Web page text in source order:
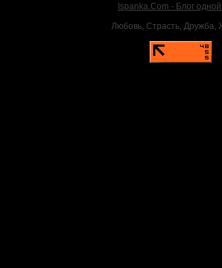
Ispanka.Com - Блог
Любовь, Страсть, Дружба,